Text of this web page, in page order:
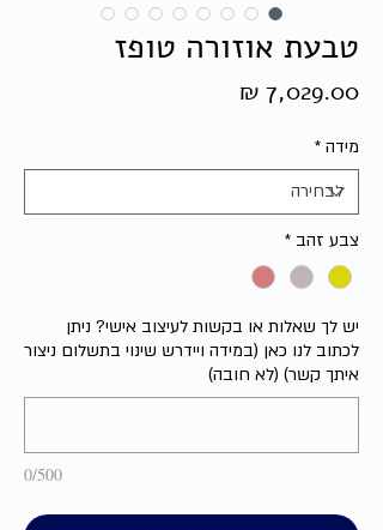
טבעת אוזורה טופז
מידה *
צבע זהב *
יש לך שאלות או בקשות לעיצוב אישי? ניתן
לכתוב לנו כאן (במידה ויידרש שינוי בתשלום ניצור
איתך קשר) (לא חובה)
0/500